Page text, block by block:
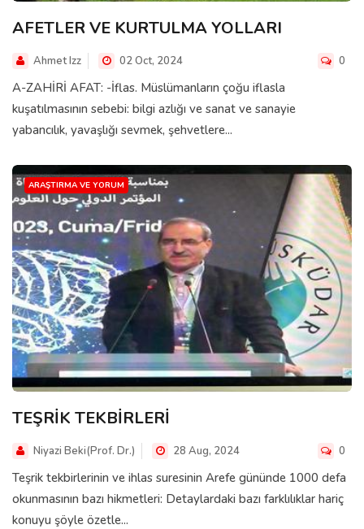
AFETLER VE KURTULMA YOLLARI
Ahmet Izz 02 Oct, 2024 0
A-ZAHİRİ AFAT: -İflas. Müslümanların çoğu iflasla
kuşatılmasının sebebi: bilgi azlığı ve sanat ve sanayie
yabancılık, yavaşlığı sevmek, şehvetlere...
ARAŞTIRMA VE YORUM
TEŞRİK TEKBİRLERİ
Niyazi Beki(Prof. Dr.) 28 Aug, 2024 0
Teşrik tekbirlerinin ve ihlas suresinin Arefe gününde 1000 defa
okunmasının bazı hikmetleri: Detaylardaki bazı farklılıklar hariç
konuyu şöyle özetle...